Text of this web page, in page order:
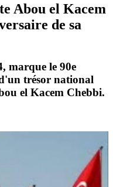
Abou el Kacem
de sa
marque le 90e
trésor national
el Kacem Chebbi.